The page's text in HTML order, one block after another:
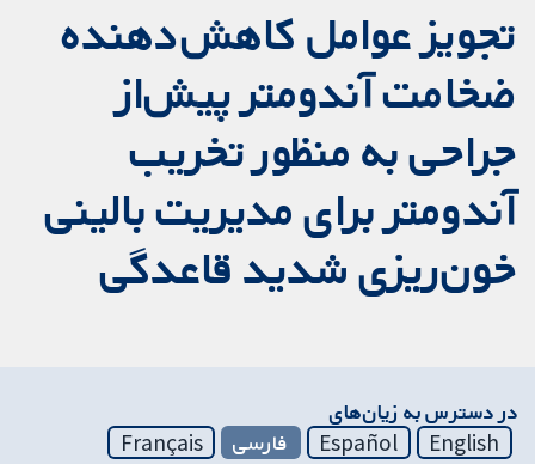
تجویز عوامل کاهش‌دهنده
ضخامت آندومتر پیش‌از
جراحی به منظور تخریب
آندومتر برای مدیریت بالینی
خون‌ریزی شدید قاعدگی
در دسترس به زیان‌های
English
Español فارسی Français